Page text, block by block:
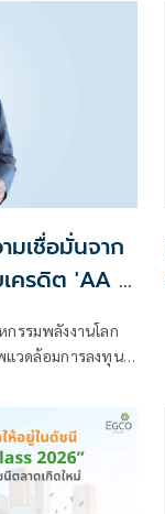
มเชื่อมั่นจาก
เครดิต 'AA /
รรมพลังงานโลก
แวดล้อมการลงทุนที่
เรทติ้ง